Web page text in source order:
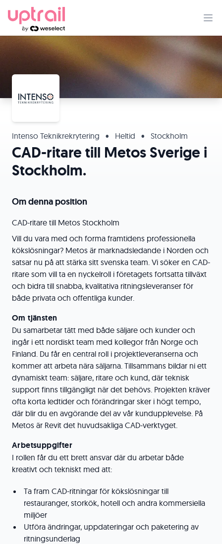
Intenso Teknikrekrytering • Heltid • Stockholm
CAD-ritare till Metos Sverige i
Stockholm.
Om denna position
CAD-ritare till Metos Stockholm
Vill du vara med och forma framtidens professionella
kökslösningar? Metos är marknadsledande i Norden och
satsar nu på att stärka sitt svenska team. Vi söker en CAD-
ritare som vill ta en nyckelroll i företagets fortsatta tillväxt
och bidra till snabba, kvalitativa ritningsleveranser för
både privata och offentliga kunder.
Om tjänsten
Du samarbetar tätt med både säljare och kunder och
ingår i ett nordiskt team med kollegor från Norge och
Finland. Du får en central roll i projektleveranserna och
kommer att arbeta nära säljarna. Tillsammans bildar ni ett
dynamiskt team: säljare, ritare och kund, där teknisk
support finns tillgängligt när det behövs. Projekten kräver
ofta korta ledtider och förändringar sker i högt tempo,
där blir du en avgörande del av vår kundupplevelse. På
Metos är Revit det huvudsakliga CAD-verktyget.
Arbetsuppgifter
I rollen får du ett brett ansvar där du arbetar både
kreativt och tekniskt med att:
Ta fram CAD-ritningar för kökslösningar till
restauranger, storkök, hotell och andra kommersiella
miljöer
Utföra ändringar, uppdateringar och paketering av
ritningsunderlag